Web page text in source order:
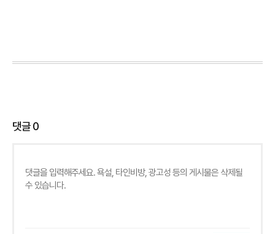
댓글0